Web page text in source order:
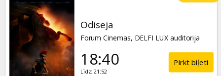
Odiseja
Forum Cinemas, DELFI LUX auditorija
18:40
Līdz: 21:52
Pirkt biļeti